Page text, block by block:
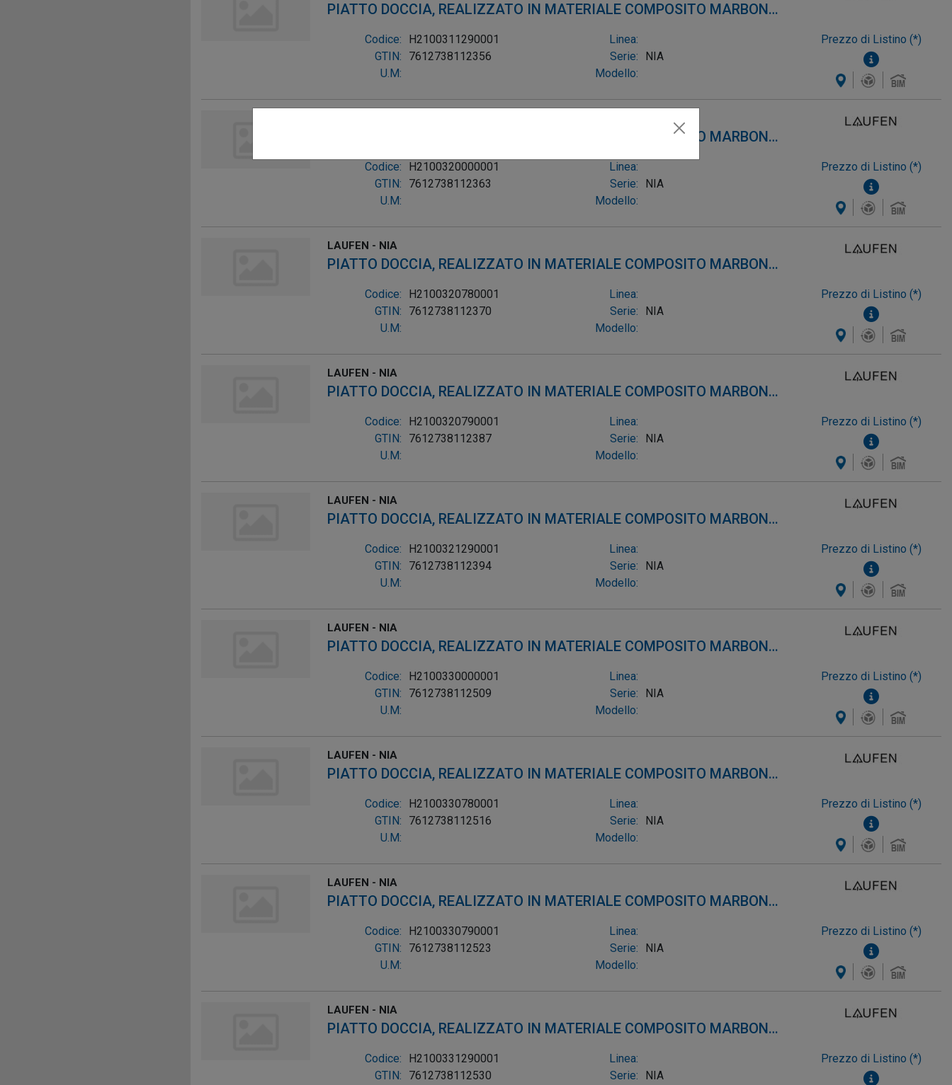
PIATTO DOCCIA, REALIZZATO IN MATERIALE COMPOSITO MARBOND,
Codice:
H2100311290001
GTIN:
7612738112356
U.M:
Linea:
Serie:
NIA
Modello:
Prezzo di Listino (*)
PIATTO DOCCIA, REALIZZATO IN MATERIALE COMPOSITO MARBOND,
RE
Codice:
H2100320000001
GTIN:
7612738112363
U.M:
Linea:
Serie:
NIA
Modello:
Prezzo di Listino (*)
LAUFEN - NIA
PIATTO DOCCIA, REALIZZATO IN MATERIALE COMPOSITO MARBOND,
Codice:
H2100320780001
GTIN:
7612738112370
U.M:
Linea:
Serie:
NIA
Modello:
Prezzo di Listino (*)
LAUFEN - NIA
PIATTO DOCCIA, REALIZZATO IN MATERIALE COMPOSITO MARBOND,
Codice:
H2100320790001
GTIN:
7612738112387
U.M:
Linea:
Serie:
NIA
Modello:
Prezzo di Listino (*)
LAUFEN - NIA
PIATTO DOCCIA, REALIZZATO IN MATERIALE COMPOSITO MARBOND,
Codice:
H2100321290001
GTIN:
7612738112394
U.M:
Linea:
Serie:
NIA
Modello:
Prezzo di Listino (*)
LAUFEN - NIA
PIATTO DOCCIA, REALIZZATO IN MATERIALE COMPOSITO MARBOND,
Codice:
H2100330000001
GTIN:
7612738112509
U.M:
Linea:
Serie:
NIA
Modello:
Prezzo di Listino (*)
LAUFEN - NIA
PIATTO DOCCIA, REALIZZATO IN MATERIALE COMPOSITO MARBOND,
Codice:
H2100330780001
GTIN:
7612738112516
U.M:
Linea:
Serie:
NIA
Modello:
Prezzo di Listino (*)
LAUFEN - NIA
PIATTO DOCCIA, REALIZZATO IN MATERIALE COMPOSITO MARBOND,
Codice:
H2100330790001
GTIN:
7612738112523
U.M:
Linea:
Serie:
NIA
Modello:
Prezzo di Listino (*)
LAUFEN - NIA
PIATTO DOCCIA, REALIZZATO IN MATERIALE COMPOSITO MARBOND,
Codice:
H2100331290001
GTIN:
7612738112530
Linea:
Serie:
NIA
Prezzo di Listino (*)